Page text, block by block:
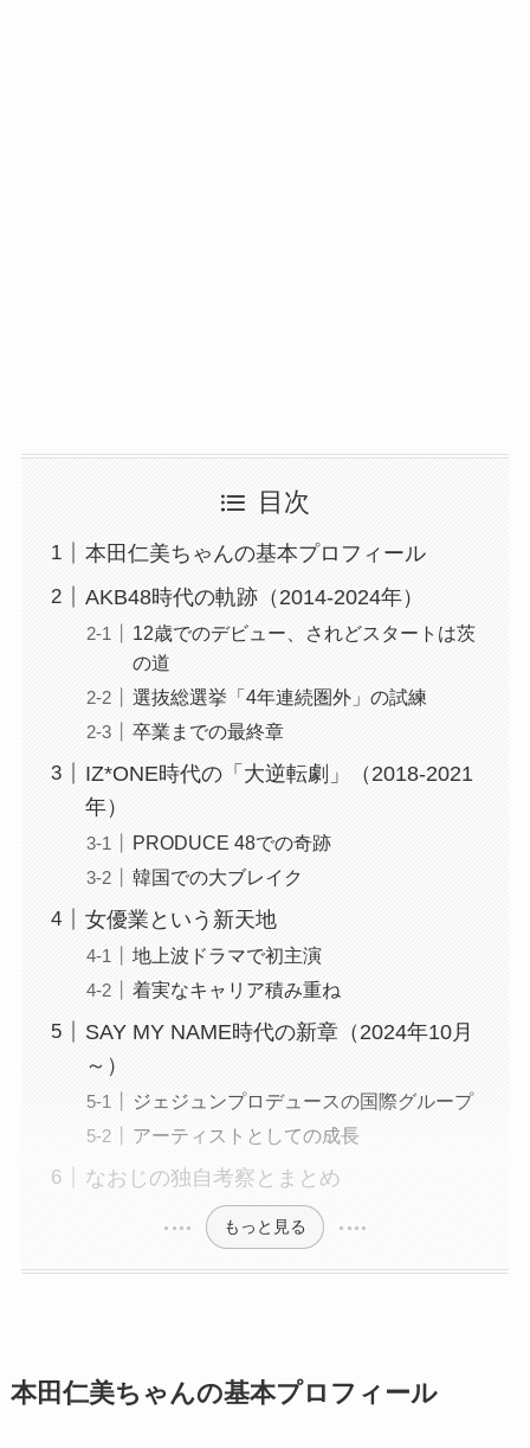
目次
本田仁美ちゃんの基本プロフィール
AKB48時代の軌跡（2014-2024年）
12歳でのデビュー、されどスタートは茨
の道
選抜総選挙「4年連続圏外」の試練
卒業までの最終章
IZ*ONE時代の「大逆転劇」（2018-2021
年）
PRODUCE 48での奇跡
韓国での大ブレイク
女優業という新天地
地上波ドラマで初主演
着実なキャリア積み重ね
SAY MY NAME時代の新章（2024年10月
～）
ジェジュンプロデュースの国際グループ
アーティストとしての成長
なおじの独自考察とまとめ
もっと見る
本田仁美ちゃんの基本プロフィール